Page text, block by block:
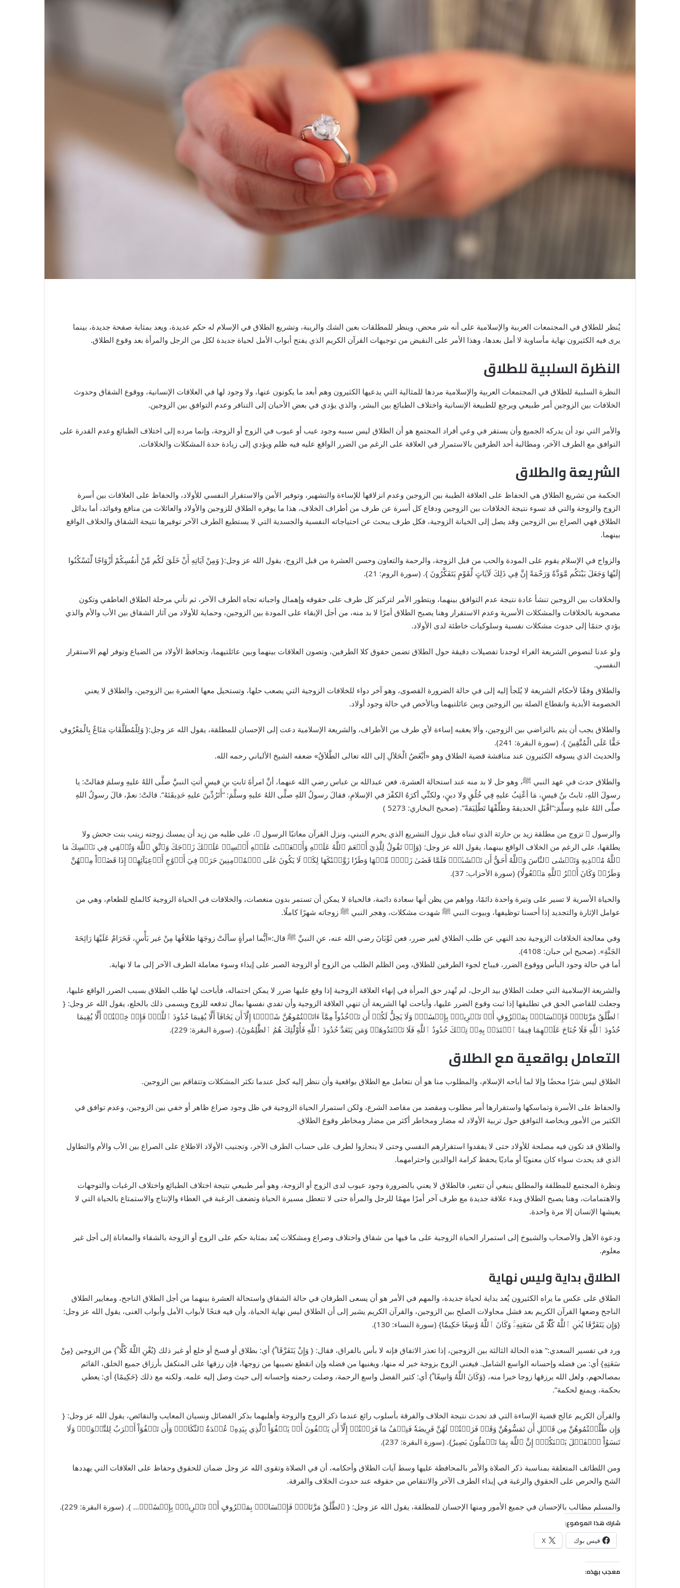
يُنظر للطلاق في المجتمعات العربية والإسلامية على أنه شر محض، وينظر للمطلقات بعين الشك والريبة، وتشريع الطلاق في الإسلام له حكم عديدة، ويعد بمثابة صفحة جديدة، بينما
يرى فيه الكثيرون نهاية مأساوية لا أمل بعدها، وهذا الأمر على النقيض من توجيهات القرآن الكريم الذي يفتح أبواب الأمل لحياة جديدة لكل من الرجل والمرأة بعد وقوع الطلاق.
النظرة السلبية للطلاق
النظرة السلبية للطلاق في المجتمعات العربية والإسلامية مردها للمثالية التي يدعيها الكثيرون وهم أبعد ما يكونون عنها، ولا وجود لها في العلاقات الإنسانية، ووقوع الشقاق وحدوث
الخلافات بين الزوجين أمر طبيعي ويرجع للطبيعة الإنسانية واختلاف الطبائع بين البشر، والذي يؤدي في بعض الأحيان إلى التنافر وعدم التوافق بين الزوجين.
والأمر التي نود أن يدركه الجميع وأن يستقر في وعي أفراد المجتمع هو أن الطلاق ليس سببه وجود عيب أو عيوب في الزوج أو الزوجة، وإنما مرده إلى اختلاف الطبائع وعدم القدرة على
التوافق مع الطرف الآخر، ومطالبة أحد الطرفين بالاستمرار في العلاقة على الرغم من الضرر الواقع عليه فيه ظلم ويؤدي إلى زيادة حدة المشكلات والخلافات.
الشريعة والطلاق
الحكمة من تشريع الطلاق هي الحفاظ على العلاقة الطيبة بين الزوجين وعدم انزلاقها للإساءة والتشهير، وتوفير الأمن والاستقرار النفسي للأولاد، والحفاظ على العلاقات بين أسرة
الزوج والزوجة والتي قد تسوء نتيجة الخلافات بين الزوجين ودفاع كل أسرة عن طرف من أطراف الخلاف، هذا ما يوفره الطلاق للزوجين والأولاد والعائلات من منافع وفوائد، أما بدائل
الطلاق فهي الصراع بين الزوجين وقد يصل إلى الخيانة الزوجية، فكل طرف يبحث عن احتياجاته النفسية والجسدية التي لا يستطيع الطرف الآخر توفيرها نتيجة الشقاق والخلاف الواقع
بينهما.
والزواج في الإسلام يقوم على المودة والحب من قبل الزوجة، والرحمة والتعاون وحسن العشرة من قبل الزوج، يقول الله عز وجل:{ وَمِنْ آيَاتِهِ أَنْ خَلَقَ لَكُم مِّنْ أَنفُسِكُمْ أَزْوَاجًا لِّتَسْكُنُوا
إِلَيْهَا وَجَعَلَ بَيْنَكُم مَّوَدَّةً وَرَحْمَةً إِنَّ فِي ذَلِكَ لَآيَاتٍ لِّقَوْمٍ يَتَفَكَّرُونَ }. (سورة الروم: 21).
والخلافات بين الزوجين تنشأ عادة نتيجة عدم التوافق بينهما، ويتطور الأمر لتركيز كل طرف على حقوقه وإهمال واجباته تجاه الطرف الآخر، ثم تأتي مرحلة الطلاق العاطفي وتكون
مصحوبة بالخلافات والمشكلات الأسرية وعدم الاستقرار وهنا يصبح الطلاق أمرًا لا بد منه، من أجل الإبقاء على المودة بين الزوجين، وحماية للأولاد من آثار الشقاق بين الأب والأم والذي
يؤدي حتمًا إلى حدوث مشكلات نفسية وسلوكيات خاطئة لدى الأولاد.
ولو عدنا لنصوص الشريعة الغراء لوجدنا تفصيلات دقيقة حول الطلاق تضمن حقوق كلا الطرفين، وتصون العلاقات بينهما وبين عائلتيهما، وتحافظ الأولاد من الضياع وتوفر لهم الاستقرار
النفسي.
والطلاق وفقًا لأحكام الشريعة لا يُلجأ إليه إلى في حالة الضرورة القصوى، وهو آخر دواء للخلافات الزوجية التي يصعب حلها، وتستحيل معها العشرة بين الزوجين، والطلاق لا يعني
الخصومة الأبدية وانقطاع الصلة بين الزوجين وبين عائلتيهما وبالأخص في حالة وجود أولاد.
والطلاق يجب أن يتم بالتراضي بين الزوجين، وألا يعقبه إساءة لأي طرف من الأطراف، والشريعة الإسلامية دعت إلى الإحسان للمطلقة، يقول الله عز وجل:{ وَلِلْمُطَلَّقَاتِ مَتَاعٌ بِالْمَعْرُوفِ
حَقًّا عَلَى الْمُتَّقِينَ }. (سورة البقرة: 241).
والحديث الذي يسوقه الكثيرون عند مناقشة قضية الطلاق وهو «أبْغَضُ الْحَلاَلِ إلى الله تعالى الطَّلاَقُ» ضعفه الشيخ الألباني رحمه الله.
والطلاق حدث في عهد النبي ﷺ، وهو حل لا بد منه عند استحالة العشرة، فعن عبدالله بن عباس رضي الله عنهما، أنَّ امرأةَ ثابتِ بنِ قيسٍ أتتِ النبيَّ صلَّى اللهُ عليهِ وسلمَ فقالتْ: يا
رسولَ اللهِ، ثابتُ بنُ قيسٍ، مَا أعْتِبُ عليهِ فِي خُلُقٍ ولا دينٍ، ولكنِّي أكرَهُ الكفْرَ في الإسلامِ، فقالَ رسولُ اللهِ صلَّى اللهُ عليهِ وسلَّمَ: “أَتَرُدِّينَ عليهِ حَدِيقَتَهُ”. قالتْ: نعمْ، قالَ رسولُ اللهِ
صلَّى اللهُ عليهِ وسلَّمَ:”اقْبَلِ الحديقةَ وطلِّقْهَا تَطْلِيَقةً”. (صحيح البخاري: 5273 )
والرسول ﷺ تزوج من مطلقة زيد بن حارثة الذي تبناه قبل نزول التشريع الذي يحرم التبني، ونزل القرآن معاتبًا الرسول ﷺ، على طلبه من زيد أن يمسك زوجته زينب بنت جحش ولا
يطلقها، على الرغم من الخلاف الواقع بينهما، يقول الله عز وجل: {وَإِذۡ تَقُولُ لِلَّذِيٓ أَنۡعَمَ ٱللَّهُ عَلَيۡهِ وَأَنۡعَمۡتَ عَلَيۡهِ أَمۡسِكۡ عَلَيۡكَ زَوۡجَكَ وَٱتَّقِ ٱللَّهَ وَتُخۡفِي فِي نَفۡسِكَ مَا
ٱللَّهُ مُبۡدِيهِ وَتَخۡشَى ٱلنَّاسَ وَٱللَّهُ أَحَقُّ أَن تَخۡشَىٰهُۖ فَلَمَّا قَضَىٰ زَيۡدٞ مِّنۡهَا وَطَرٗا زَوَّجۡنَٰكَهَا لِكَيۡ لَا يَكُونَ عَلَى ٱلۡمُؤۡمِنِينَ حَرَجٞ فِيٓ أَزۡوَٰجِ أَدۡعِيَآئِهِمۡ إِذَا قَضَوۡاْ مِنۡهُنَّ
وَطَرٗاۚ وَكَانَ أَمۡرُ ٱللَّهِ مَفۡعُولٗا} (سورة الأحزاب: 37).
والحياة الأسرية لا تسير على وتيرة واحدة دائمًا، وواهم من يظن أنها سعادة دائمة، فالحياة لا يمكن أن تستمر بدون منغصات، والخلافات في الحياة الزوجية كالملح للطعام، وهي من
عوامل الإثارة والتجديد إذا أحسنا توظيفها، وبيوت النبي ﷺ شهدت مشكلات، وهجر النبي ﷺ زوجاته شهرًا كاملًا.
وفي معالجة الخلافات الزوجية نجد النهي عن طلب الطلاق لغير ضرر، فعن ثَوْبَانَ رضي الله عنه، عنِ النبيِّ ﷺ قال:«أيُّما امرأةٍ سألَتْ زوجَهَا طلاقُها مِنْ غير بَأْسٍ، فَحَرَامٌ عَلَيْهَا رَائِحَةَ
الجَنَّةِ». (صحيح ابن حبان: 4108).
أما في حالة وجود البأس ووقوع الضرر، فيباح لجوء الطرفين للطلاق، ومن الظلم الطلب من الزوج أو الزوجة الصبر على إيذاء وسوء معاملة الطرف الآخر إلى ما لا نهاية.
والشريعة الإسلامية التي جعلت الطلاق بيد الرجل، لم تُهدر حق المرأة في إنهاء العلاقة الزوجية إذا وقع عليها ضرر لا يمكن احتماله، فأباحت لها طلب الطلاق بسبب الضرر الواقع عليها،
وجعلت للقاضي الحق في تطليقها إذا ثبت وقوع الضرر عليها، وأباحت لها الشريعة أن تنهي العلاقة الزوجية وأن تفدي نفسها بمال تدفعه للزوج ويسمى ذلك بالخلع، يقول الله عز وجل: {
ٱلطَّلَٰقُ مَرَّتَانِۖ فَإِمۡسَاكُۢ بِمَعۡرُوفٍ أَوۡ تَسۡرِيحُۢ بِإِحۡسَٰنٖۗ وَلَا يَحِلُّ لَكُمۡ أَن تَأۡخُذُواْ مِمَّآ ءَاتَيۡتُمُوهُنَّ شَيۡ‍ًٔا إِلَّآ أَن يَخَافَآ أَلَّا يُقِيمَا حُدُودَ ٱللَّهِۖ فَإِنۡ خِفۡتُمۡ أَلَّا يُقِيمَا
حُدُودَ ٱللَّهِ فَلَا جُنَاحَ عَلَيۡهِمَا فِيمَا ٱفۡتَدَتۡ بِهِۦۗ تِلۡكَ حُدُودُ ٱللَّهِ فَلَا تَعۡتَدُوهَاۚ وَمَن يَتَعَدَّ حُدُودَ ٱللَّهِ فَأُوْلَٰٓئِكَ هُمُ ٱلظَّٰلِمُونَ}. (سورة البقرة: 229).
التعامل بواقعية مع الطلاق
الطلاق ليس شرًا محضًا وإلا لما أباحه الإسلام، والمطلوب منا هو أن نتعامل مع الطلاق بواقعية وأن ننظر إليه كحل عندما تكثر المشكلات وتتفاقم بين الزوجين.
والحفاظ على الأسرة وتماسكها واستقرارها أمر مطلوب ومقصد من مقاصد الشرع، ولكن استمرار الحياة الزوجية في ظل وجود صراع ظاهر أو خفي بين الزوجين، وعدم توافق في
الكثير من الأمور وبخاصة التوافق حول تربية الأولاد له مضار ومخاطر أكثر من مضار ومخاطر وقوع الطلاق.
والطلاق قد تكون فيه مصلحة للأولاد حتى لا يفقدوا استقرارهم النفسي وحتى لا ينحازوا لطرف على حساب الطرف الآخر، وتجنيب الأولاد الاطلاع على الصراع بين الأب والأم والتطاول
الذي قد يحدث سواء كان معنويًا أو ماديًا يحفظ كرامة الوالدين واحترامهما.
ونظرة المجتمع للمطلقة والمطلق ينبغي أن تتغير، فالطلاق لا يعني بالضرورة وجود عيوب لدى الزوج أو الزوجة، وهو أمر طبيعي نتيجة اختلاف الطبائع واختلاف الرغبات والتوجهات
والاهتمامات، وهنا يصبح الطلاق وبدء علاقة جديدة مع طرف آخر أمرًا مهمًا للرجل والمرأة حتى لا تتعطل مسيرة الحياة وتضعف الرغبة في العطاء والإنتاج والاستمتاع بالحياة التي لا
يعيشها الإنسان إلا مرة واحدة.
ودعوة الأهل والأصحاب والشيوخ إلى استمرار الحياة الزوجية على ما فيها من شقاق واختلاف وصراع ومشكلات يُعد بمثابة حكم على الزوج أو الزوجة بالشقاء والمعاناة إلى أجل غير
معلوم.
الطلاق بداية وليس نهاية
الطلاق على عكس ما يراه الكثيرون يُعد بداية لحياة جديدة، والمهم في الأمر هو أن يسعى الطرفان في حالة الشقاق واستحالة العشرة بينهما من أجل الطلاق الناجح، ومعايير الطلاق
الناجح وضعها القرآن الكريم بعد فشل محاولات الصلح بين الزوجين، والقرآن الكريم يشير إلى أن الطلاق ليس نهاية الحياة، وأن فيه فتحًا لأبواب الأمل وأبواب الغنى، يقول الله عز وجل:
{وَإِن يَتَفَرَّقَا يُغۡنِ ٱللَّهُ كُلّٗا مِّن سَعَتِهِۦۚ وَكَانَ ٱللَّهُ وَٰسِعًا حَكِيمٗا} (سورة النساء: 130).
ورد في تفسير السعدي:” هذه الحالة الثالثة بين الزوجين، إذا تعذر الاتفاق فإنه لا بأس بالفراق، فقال: { وَإِنْ يَتَفَرَّقَا ْ} أي: بطلاق أو فسخ أو خلع أو غير ذلك {يُغْنِ اللَّهُ كُلًّا ْ} من الزوجين {مِنْ
سَعَتِهِ} أي: من فضله وإحسانه الواسع الشامل. فيغني الزوج بزوجة خير له منها، ويغنيها من فضله وإن انقطع نصيبها من زوجها، فإن رزقها على المتكفل بأرزاق جميع الخلق، القائم
بمصالحهم، ولعل الله يرزقها زوجا خيرا منه، {وَكَانَ اللَّهُ وَاسِعًا ْ} أي: كثير الفضل واسع الرحمة، وصلت رحمته وإحسانه إلى حيث وصل إليه علمه. ولكنه مع ذلك {حَكِيمًا} أي: يعطي
بحكمة، ويمنع لحكمة”.
والقرآن الكريم عالج قضية الإساءة التي قد تحدث نتيجة الخلاف والفرقة بأسلوب رائع عندما ذكر الزوج والزوجة وأهليهما بذكر الفضائل ونسيان المعايب والنقائص، يقول الله عز وجل: {
وَإِن طَلَّقۡتُمُوهُنَّ مِن قَبۡلِ أَن تَمَسُّوهُنَّ وَقَدۡ فَرَضۡتُمۡ لَهُنَّ فَرِيضَةٗ فَنِصۡفُ مَا فَرَضۡتُمۡ إِلَّآ أَن يَعۡفُونَ أَوۡ يَعۡفُوَاْ ٱلَّذِي بِيَدِهِۦ عُقۡدَةُ ٱلنِّكَاحِۚ وَأَن تَعۡفُوٓاْ أَقۡرَبُ لِلتَّقۡوَىٰۚ وَلَا
تَنسَوُاْ ٱلۡفَضۡلَ بَيۡنَكُمۡۚ إِنَّ ٱللَّهَ بِمَا تَعۡمَلُونَ بَصِيرٌ}. (سورة البقرة: 237).
ومن اللطائف المتعلقة بمناسبة ذكر الصلاة والأمر بالمحافظة عليها وسط آيات الطلاق وأحكامه، أن في الصلاة وتقوى الله عز وجل ضمان للحقوق وحفاظ على العلاقات التي يهددها
الشح والحرص على الحقوق والرغبة في إيذاء الطرف الآخر والانتقاص من حقوقه عند حدوث الخلاف والفرقة.
والمسلم مطالب بالإحسان في جميع الأمور ومنها الإحسان للمطلقة، يقول الله عز وجل: { ٱلطَّلَٰقُ مَرَّتَانِۖ فَإِمۡسَاكُۢ بِمَعۡرُوفٍ أَوۡ تَسۡرِيحُۢ بِإِحۡسَٰنٖۗ… }. (سورة البقرة: 229).
شارك هذا الموضوع:
فيس بوك X
معجب بهذه: